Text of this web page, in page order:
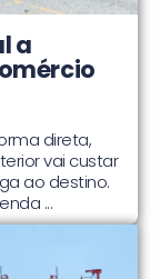
a
direta,
vai custar
ao destino.
...